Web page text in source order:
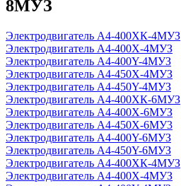
8MУЗ
Электродвигатель А4-400ХК-4МУЗ
Электродвигатель А4-400Х-4МУЗ
Электродвигатель А4-400Y-4МУЗ
Электродвигатель А4-450Х-4MУЗ
Электродвигатель А4-450Y-4MУЗ
Электродвигатель А4-400ХК-6MУЗ
Электродвигатель А4-400Х-6MУЗ
Электродвигатель А4-450Х-6MУ3
Электродвигатель А4-400Y-6MУЗ
Электродвигатель А4-450Y-6MУЗ
Электродвигатель А4-400ХК-4МУЗ
Электродвигатель А4-400Х-4МУЗ